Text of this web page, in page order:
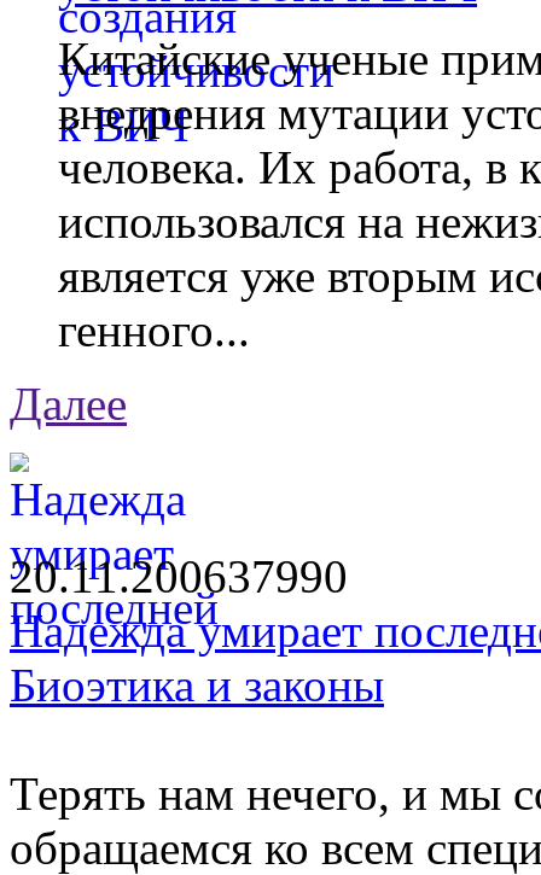
Китайские ученые
внедрения мутации
человека. Их работа, в
использовался на
является уже вторым
генного...
Далее
20.11.200637990
Надежда умирает
Биоэтика и законы
Терять нам нечего, и мы
обращаемся ко всем